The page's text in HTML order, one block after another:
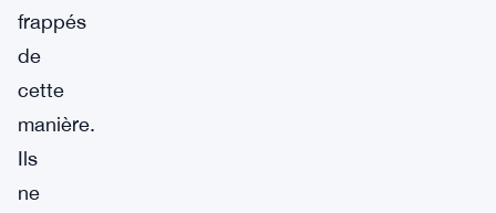
frappés
de
cette
manière.
Ils
ne